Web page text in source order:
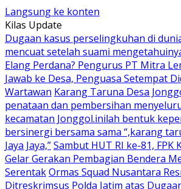
Langsung ke konten
Kilas Update
Dugaan kasus perselingkuhan di
mencuat setelah suami
Elang Perdana? Pengurus PT Mitra
Jawab ke Desa, Penguasa Setempat
Wartawan Karang Taruna Desa
penataan dan pembersihan
kecamatan Jonggol.inilah bentuk
bersinergi bersama sama “,karang
Jaya Jaya,”Sambut HUT RI ke-81,
Gelar Gerakan Pembagian Bendera
SerentakOrmas Squad Nusantara
Ditreskrimsus Polda Jatim atas